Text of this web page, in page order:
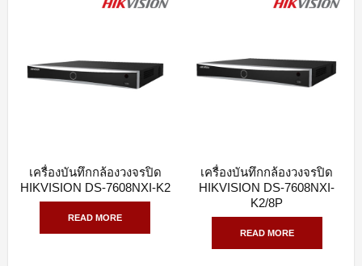
QUICK VIEW
เครื่องบันทึกกล้องวงจรปิด
HIKVISION DS-7608NXI-K2
READ MORE
QUICK VIEW
เครื่องบันทึกกล้องวงจรปิด
HIKVISION DS-7608NXI-
K2/8P
READ MORE